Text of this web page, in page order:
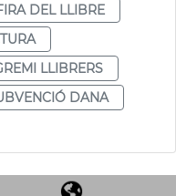
DEL LLIBRE
LLIBRERS
DANA